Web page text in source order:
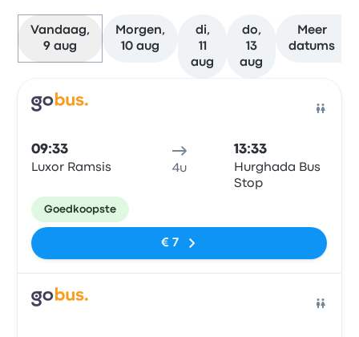
Vandaag,
9 aug
Morgen,
10 aug
di,
11
aug
do,
13
aug
Meer
datums
09:33
Luxor Ramsis 4u
13:33
Hurghada Bus
Stop
Goedkoopste
€ 7